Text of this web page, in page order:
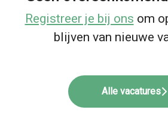
Registreer je bij ons om
blijven van nieuwe
Alle vacatures